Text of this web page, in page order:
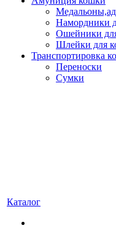
Намордники
Ошейники
Шлейки для
Транспортировка
Переноски
Сумки
Каталог